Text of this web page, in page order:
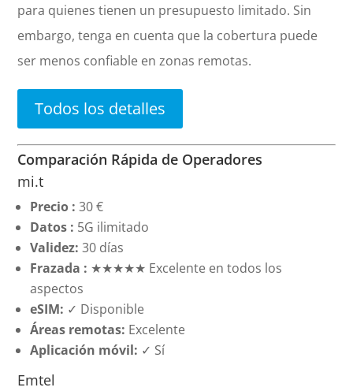
para quienes tienen un presupuesto limitado. Sin
embargo, tenga en cuenta que la cobertura puede
ser menos confiable en zonas remotas.
Todos los detalles
Comparación Rápida de Operadores
mi.t
Precio : 30 €
Datos : 5G ilimitado
Validez: 30 días
Frazada : ★★★★★ Excelente en todos los
aspectos
eSIM: ✓ Disponible
Áreas remotas: Excelente
Aplicación móvil: ✓ Sí
Emtel